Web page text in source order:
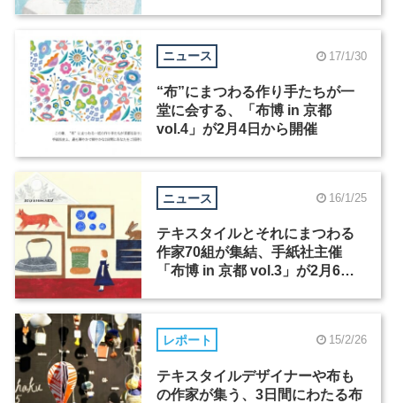
ニュース 17/1/30
“布”にまつわる作り手たちが一
堂に会する、「布博 in 京都
vol.4」が2月4日から開催
ニュース 16/1/25
テキスタイルとそれにまつわる
作家70組が集結、手紙社主催
「布博 in 京都 vol.3」が2月6日
レポート 15/2/26
テキスタイルデザイナーや布も
の作家が集う、3日間にわたる布